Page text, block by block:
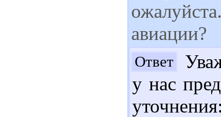
авиации?
Ответ
у нас